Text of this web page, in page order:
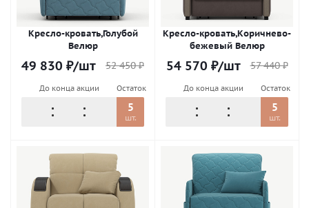
Кресло-кровать,Голубой
Велюр
49 830 ₽/шт 52 450₽
До конца акции Остаток
5
шт.
Кресло-кровать,Коричнево-
бежевый Велюр
54 570 ₽/шт 57 440₽
До конца акции Остаток
5
шт.